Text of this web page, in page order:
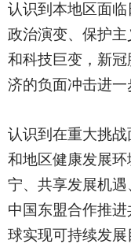
认识到本地区面
政治演变、保护
和科技巨变，新
济的负面冲击进一
认识到在重大挑
和地区健康发展
宁、共享发展机
中国东盟合作推
球实现可持续发展